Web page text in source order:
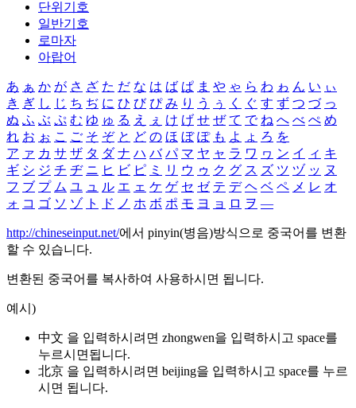
단위기호
일반기호
로마자
아랍어
あ ぁ か が さ ざ た だ な は ば ぱ ま や ゃ ら わ ゎ ん い ぃ
き ぎ し じ ち ぢ に ひ び ぴ み り う ぅ く ぐ す ず つ づ っ
ぬ ふ ぶ ぷ む ゆ ゅ る え ぇ け げ せ ぜ て で ね へ べ ぺ め
れ お ぉ こ ご そ ぞ と ど の ほ ぼ ぽ も よ ょ ろ を
ア ァ カ サ ザ タ ダ ナ ハ バ パ マ ヤ ャ ラ ワ ヮ ン イ ィ キ
ギ シ ジ チ ヂ ニ ヒ ビ ピ ミ リ ウ ゥ ク グ ス ズ ツ ヅ ッ ヌ
フ ブ プ ム ユ ュ ル エ ェ ケ ゲ セ ゼ テ デ ヘ ベ ペ メ レ オ
ォ コ ゴ ソ ゾ ト ド ノ ホ ボ ポ モ ヨ ョ ロ ヲ ―
http://chineseinput.net/에서 pinyin(병음)방식으로 중국어를 변환
할 수 있습니다.
변환된 중국어를 복사하여 사용하시면 됩니다.
예시)
中文 을 입력하시려면 zhongwen을 입력하시고 space를
누르시면됩니다.
北京 을 입력하시려면 beijing을 입력하시고 space를 누르
시면 됩니다.